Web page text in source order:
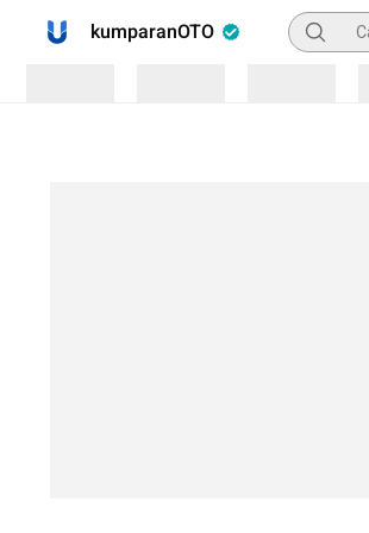
kumparanOTO